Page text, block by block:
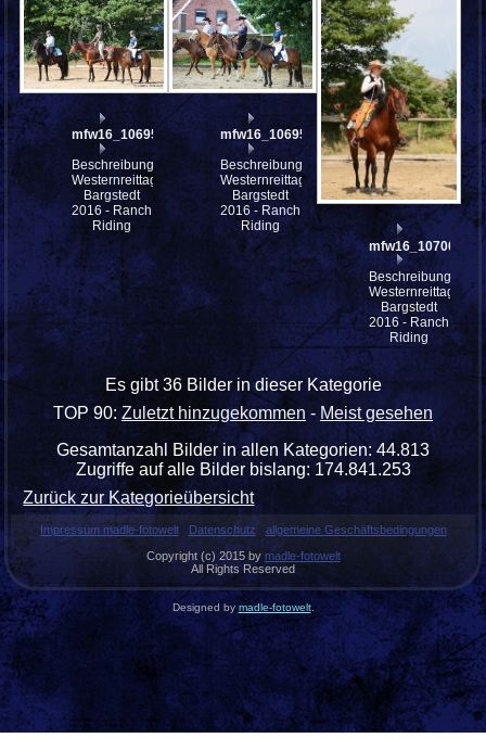
mfw16_106957ww
Beschreibung:
Westernreittage
Bargstedt
2016 - Ranch
Riding
mfw16_106953ww
Beschreibung:
Westernreittage
Bargstedt
2016 - Ranch
Riding
mfw16_107001ww
Beschreibung:
Westernreittage
Bargstedt
2016 - Ranch
Riding
Es gibt 36 Bilder in dieser Kategorie
TOP 90:Zuletzt hinzugekommen - Meist gesehen
Gesamtanzahl Bilder in allen Kategorien: 44.813
Zugriffe auf alle Bilder bislang: 174.841.253
Zurück zur Kategorieübersicht
Impressum madle-fotowelt Datenschutz
allgemeine Geschäftsbedingungen
Copyright (c) 2015 by madle-fotowelt
All Rights Reserved
Designed bymadle-fotowelt.